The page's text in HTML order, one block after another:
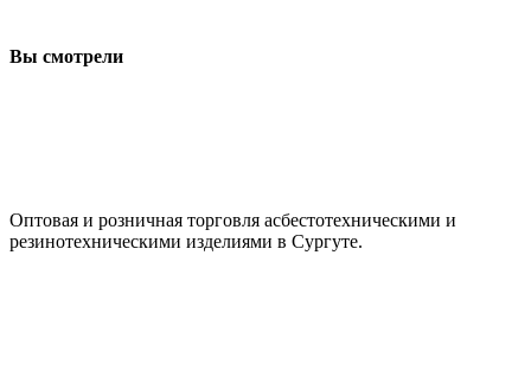
Вы смотрели
Оптовая и розничная торговля асбестотехническими и
резинотехническими изделиями в Сургуте.